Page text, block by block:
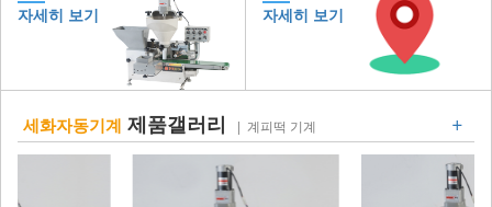
자세히 보기 자세히 보기
세화자동기계 제품갤러리 | 계피떡 기계 +